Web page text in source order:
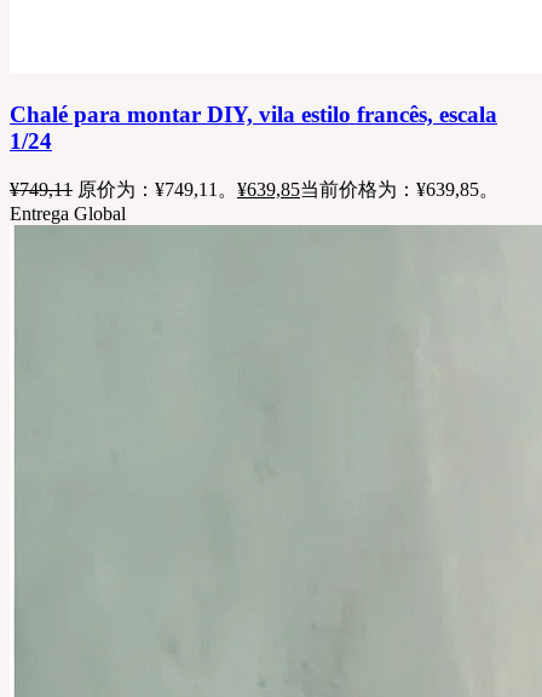
Chalé para montar DIY, vila estilo francês, escala
1/24
¥749,11 原价为：¥749,11。 ¥639,85当前价格为：¥639,85。
Entrega Global